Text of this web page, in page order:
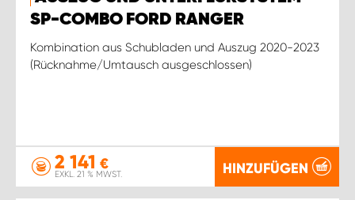
SP-COMBO FORD RANGER
Kombination aus Schubladen und Auszug 2020-2023
(Rücknahme/Umtausch ausgeschlossen)
2 141 €
EXKL. 21 % MWST. HINZUFÜGEN